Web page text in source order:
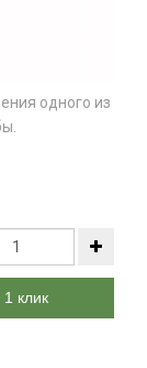
одного из
1 клик